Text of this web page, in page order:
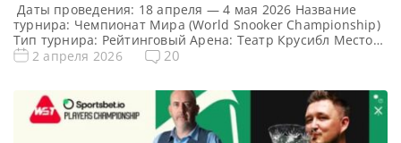
Даты проведения: 18 апреля — 4 мая 2026 Название
турнира: Чемпионат Мира (World Snooker Championship)
Тип турнира: Рейтинговый Арена: Театр Крусибл Место
проведения (населенный пункт, город, страна):
Турнирная таблица Чемпионата Мира 2026: Чемпионат
Мира 2026 cнукер — турнирная сетка рейтингового
2 апреля 2026 20